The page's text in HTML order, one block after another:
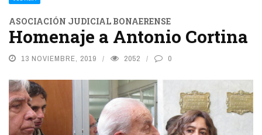
ASOCIACIÓN JUDICIAL BONAERENSE
Homenaje a Antonio Cortina
13 NOVIEMBRE, 2019 2052 0